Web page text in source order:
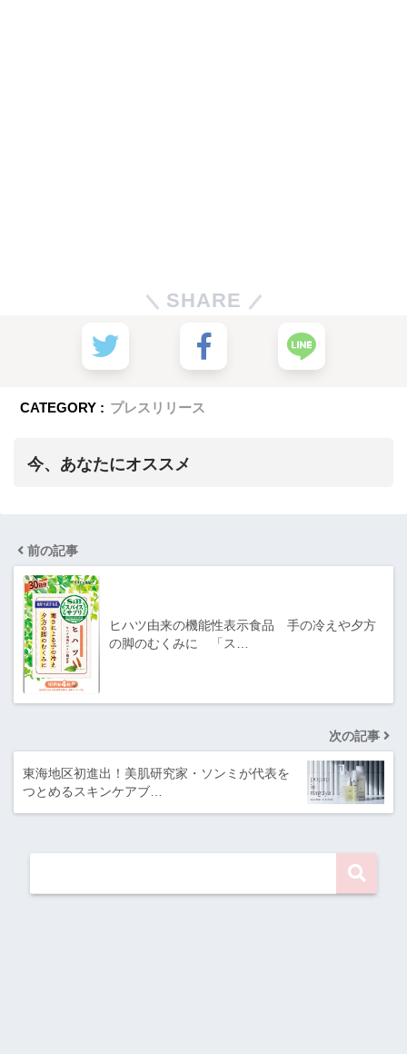
SHARE
CATEGORY : プレスリリース
今、あなたにオススメ
前の記事
ヒハツ由来の機能性表示食品 手の冷えや夕方
の脚のむくみに 「ス…
次の記事
東海地区初進出！美肌研究家・ソンミが代表を
つとめるスキンケアブ…